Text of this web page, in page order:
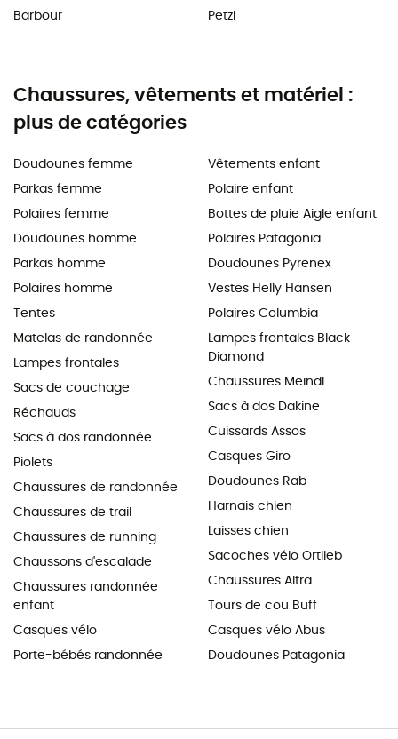
Barbour
Petzl
Chaussures, vêtements et matériel :
plus de catégories
Doudounes femme
Parkas femme
Polaires femme
Doudounes homme
Parkas homme
Polaires homme
Tentes
Matelas de randonnée
Lampes frontales
Sacs de couchage
Réchauds
Sacs à dos randonnée
Piolets
Chaussures de randonnée
Chaussures de trail
Chaussures de running
Chaussons d'escalade
Chaussures randonnée
enfant
Casques vélo
Porte-bébés randonnée
Vêtements enfant
Polaire enfant
Bottes de pluie Aigle enfant
Polaires Patagonia
Doudounes Pyrenex
Vestes Helly Hansen
Polaires Columbia
Lampes frontales Black
Diamond
Chaussures Meindl
Sacs à dos Dakine
Cuissards Assos
Casques Giro
Doudounes Rab
Harnais chien
Laisses chien
Sacoches vélo Ortlieb
Chaussures Altra
Tours de cou Buff
Casques vélo Abus
Doudounes Patagonia